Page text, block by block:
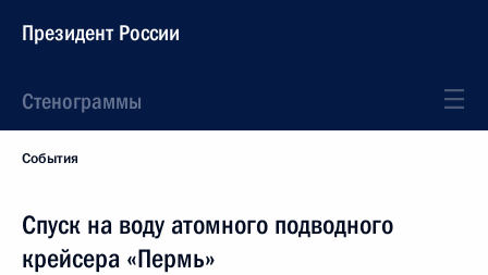
Президент России
Стенограммы
События
Спуск на воду атомного подводного
крейсера «Пермь»